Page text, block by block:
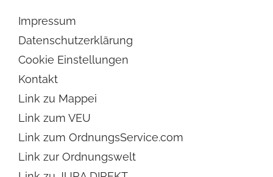
Impressum
Datenschutzerklärung
Cookie Einstellungen
Kontakt
Link zu Mappei
Link zum VEU
Link zum OrdnungsService.com
Link zur Ordnungswelt